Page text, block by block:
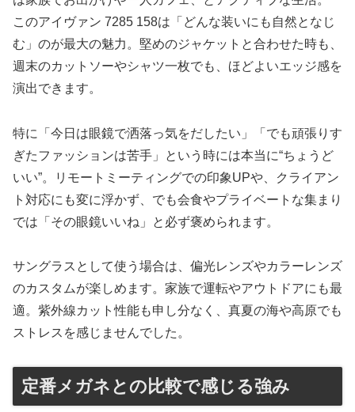
このアイヴァン 7285 158は「どんな装いにも自然となじ
む」のが最大の魅力。堅めのジャケットと合わせた時も、
週末のカットソーやシャツ一枚でも、ほどよいエッジ感を
演出できます。
特に「今日は眼鏡で洒落っ気をだしたい」「でも頑張りす
ぎたファッションは苦手」という時には本当に“ちょうど
いい”。リモートミーティングでの印象UPや、クライアン
ト対応にも変に浮かず、でも会食やプライベートな集まり
では「その眼鏡いいね」と必ず褒められます。
サングラスとして使う場合は、偏光レンズやカラーレンズ
のカスタムが楽しめます。家族で運転やアウトドアにも最
適。紫外線カット性能も申し分なく、真夏の海や高原でも
ストレスを感じませんでした。
定番メガネとの比較で感じる強み